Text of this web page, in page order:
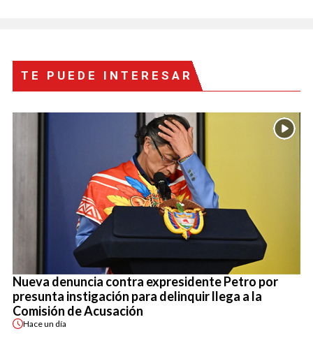
TE PUEDE INTERESAR
Nueva denuncia contra expresidente Petro por
presunta instigación para delinquir llega a la
Comisión de Acusación
Haceun día